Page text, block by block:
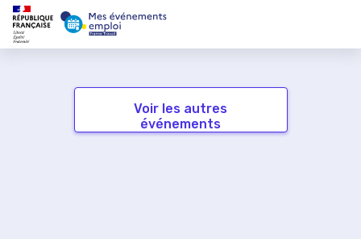
Voir les autres
événements